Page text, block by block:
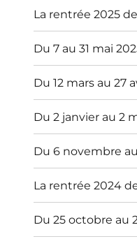
La rentrée 2025
Du 7 au 31 mai
Du 12 mars au 27
Du 2 janvier au 2
Du 6 novembre
La rentrée 2024
Du 25 octobre au